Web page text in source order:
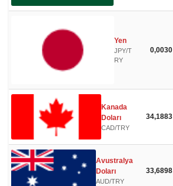
Yen
JPY/T
RY
0,0030
Kanada
Doları
CAD/TRY
34,1883
Avustralya
Doları
AUD/TRY
33,6898